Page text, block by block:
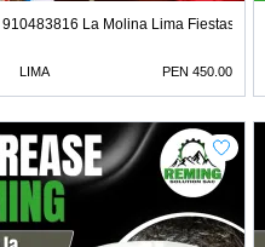
La Molina Lima Fiestas
LIMA PEN 450.00